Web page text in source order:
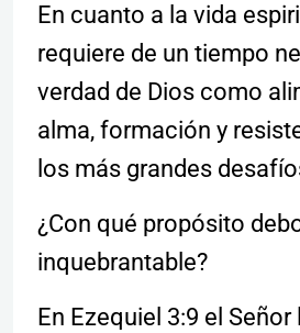
En cuanto a la vida
requiere de un tiempo
verdad de Dios como
alma, formación y
los más grandes
¿Con qué propósito
inquebrantable?
En Ezequiel 3:9 el Señor